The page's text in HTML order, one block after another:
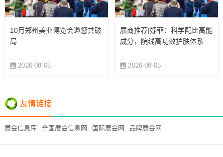
10月郑州美业博览会邀您共破
局
2026-08-05
展商推荐|妤菲：科学配比高能
成分，院线高功效护肤体系
2026-08-05
友情链接
展会信息库 全国展会信息网 国际展会网 品牌展会网